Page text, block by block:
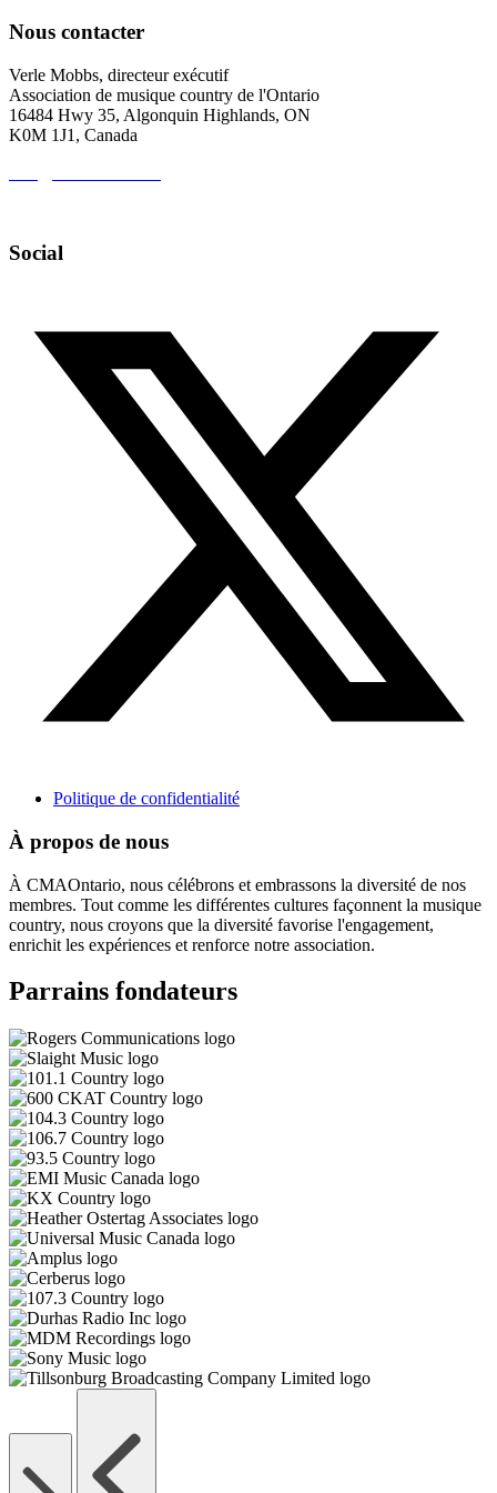
Nous contacter
Verle Mobbs, directeur exécutif
Association de musique country de l'Ontario
16484 Hwy 35, Algonquin Highlands, ON
K0M 1J1, Canada
Social
Politique de confidentialité
À propos de nous
À CMAOntario, nous célébrons et embrassons la diversité de nos
membres. Tout comme les différentes cultures façonnent la musique
country, nous croyons que la diversité favorise l'engagement,
enrichit les expériences et renforce notre association.
Parrains fondateurs